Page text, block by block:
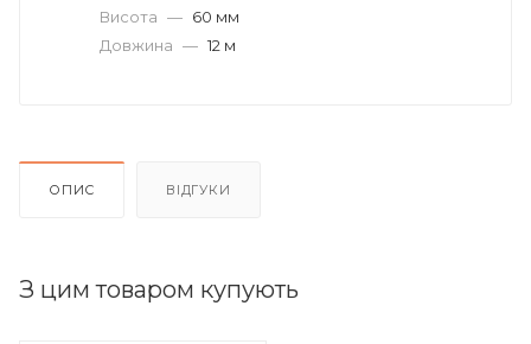
Висота — 60 мм
Довжина — 12 м
ОПИС ВІДГУКИ
З цим товаром купують